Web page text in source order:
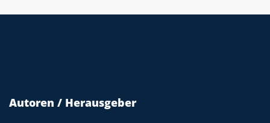
Autoren / Herausgeber